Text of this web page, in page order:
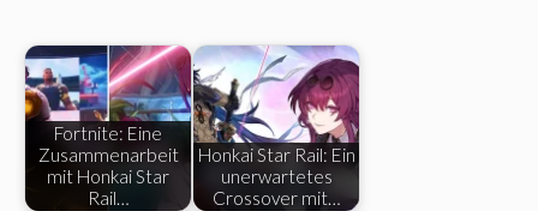
Fortnite: Eine
Zusammenarbeit
mit Honkai Star
Rail…
Honkai Star Rail: Ein
unerwartetes
Crossover mit…